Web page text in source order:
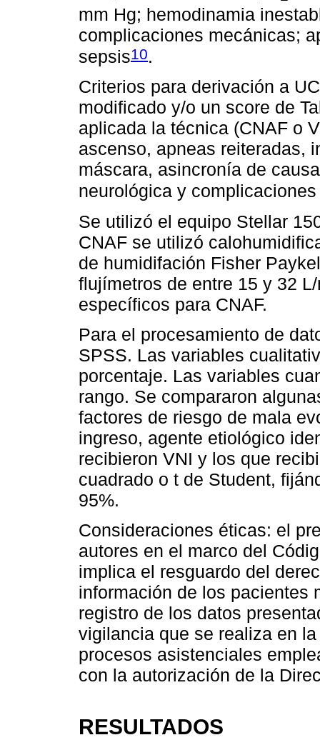
mm Hg; hemodinamia
complicaciones mecánicas;
sepsis10.
Criterios para derivación a
modificado y/o un score de
aplicada la técnica (CNAF o
ascenso, apneas reiteradas,
máscara, asincronía de
neurológica y
Se utilizó el equipo Stellar
CNAF se utilizó
de humidifación Fisher
flujímetros de entre 15 y 32
específicos para CNAF.
Para el procesamiento de
SPSS. Las variables
porcentaje. Las variables
rango. Se compararon
factores de riesgo de mala
ingreso, agente etiológico
recibieron VNI y los que
cuadrado o t de Student,
95%.
Consideraciones éticas: el
autores en el marco del
implica el resguardo del
información de los pacientes
registro de los datos
vigilancia que se realiza en
procesos asistenciales
con la autorización de la
RESULTADOS